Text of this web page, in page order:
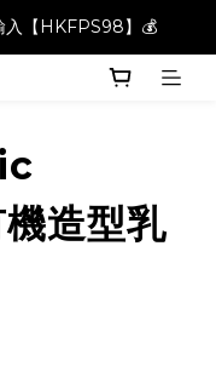
入【HKFPS98】💰
入【HKFPS98】💰
本地免運費📦!
造型乳